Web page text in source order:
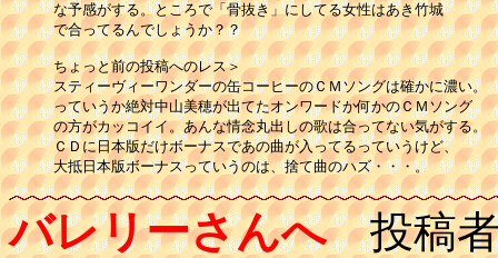
な予感がする。ところで「骨抜き」にしてる女性はあき竹城
で合ってるんでしょうか？？
ちょっと前の投稿へのレス＞
スティーヴィーワンダーの缶コーヒーのＣＭソングは確かに濃い。
っていうか絶対中山美穂が出てたオンワードか何かのＣＭソング
の方がカッコイイ。あんな情念丸出しの歌は合ってない気がする。
ＣＤに日本版だけボーナスであの曲が入ってるっていうけど、
バレリーさんへ投稿